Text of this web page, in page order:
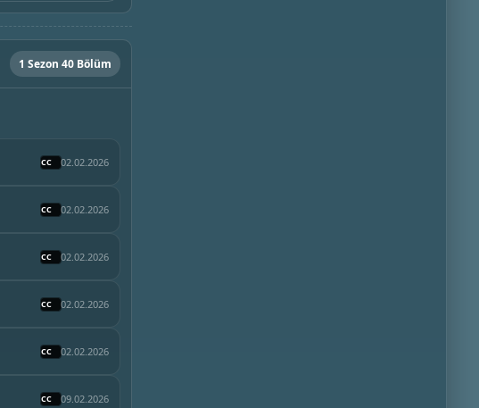
1 Sezon 40 Bölüm
02.02.2026
02.02.2026
02.02.2026
02.02.2026
02.02.2026
09.02.2026